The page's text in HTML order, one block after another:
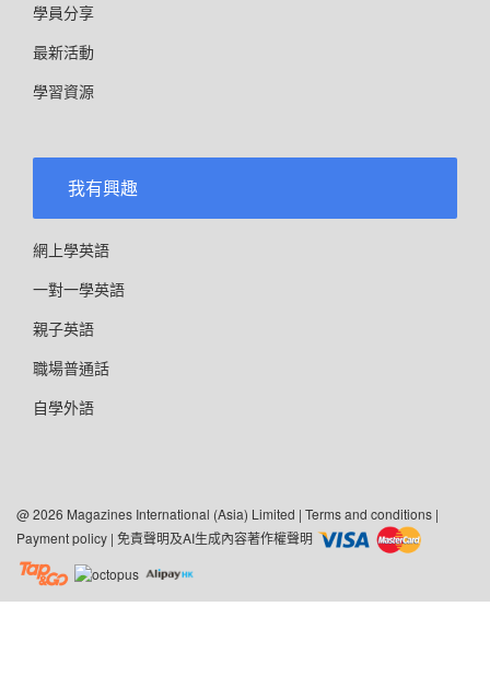
學員分享
最新活動
學習資源
我有興趣
網上學英語
一對一學英語
親子英語
職場普通話
自學外語
@ 2026 Magazines International (Asia) Limited | Terms and conditions |
Payment policy | 免責聲明及AI生成內容著作權聲明